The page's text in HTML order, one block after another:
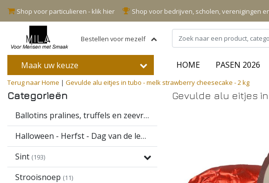
Shop voor particulieren - klik hier Shop voor bedrijven, scholen, verenigingen
Bestellen voor mezelf
Maak uw keuze HOME PASEN 2026
Terug naar Home | Gevulde alu eitjes in tubo - melk strawberry cheesecake - 2 kg
Categorieën
Ballotins pralines, truffels en zeevruchten
Halloween - Herfst - Dag van de leerkracht
Sint (193)
Strooisnoep (11)
Gevulde alu eitjes